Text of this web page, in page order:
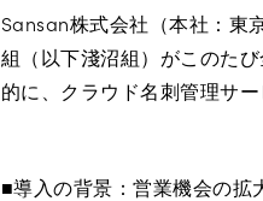
Sansan株式会社（本社：東
組（以下淺沼組）がこのた
的に、クラウド名刺管理サ
■導入の背景：営業機会の拡